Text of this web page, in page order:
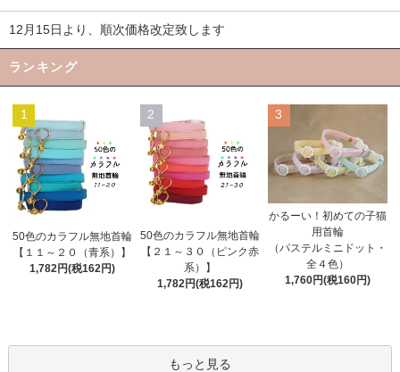
12月15日より、順次価格改定致します
ランキング
1
50色のカラフル無地首輪
【１１～２０（青系）】
1,782円(税162円)
2
50色のカラフル無地首輪
【２１～３０（ピンク赤
系）】
1,782円(税162円)
3
かるーい！初めての子猫
用首輪
（パステルミニドット・
全４色）
1,760円(税160円)
もっと見る